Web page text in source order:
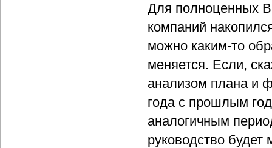
Для полноценных
компаний
можно каким-то
меняется. Если,
анализом плана и
года с прошлым
аналогичным
руководство